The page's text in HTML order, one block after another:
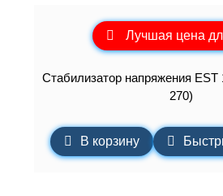
Лучшая цена
Стабилизатор напряжения EST
270)
В корзину